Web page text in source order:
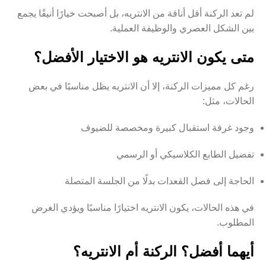
لم تعد الركنة أقل أناقة من الانتريه، بل أصبحت خيارًا أنيقًا يجمع
بين الشكل العصري والوظيفة العملية.
متى يكون الانتريه هو الاختيار الأفضل؟
رغم كل مميزات الركنة، إلا أن الانتريه يظل مناسبًا في بعض
الحالات، مثل:
وجود غرفة استقبال كبيرة ومخصصة للضيوف
تفضيل الطابع الكلاسيكي أو الرسمي
الحاجة إلى فصل القعدات بدلًا من الجلسة المتصلة
في هذه الحالات، يكون الانتريه اختيارًا مناسبًا ويؤدي الغرض
المطلوب.
أيهما أفضل؟ الركنة أم الانتريه؟